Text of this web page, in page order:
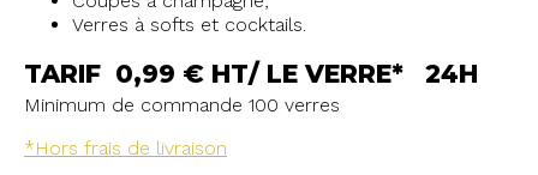
Verres à softs et cocktails.
TARIF 0,99 € HT/ LE VERRE* 24H
Minimum de commande 100 verres
*Hors frais de livraison